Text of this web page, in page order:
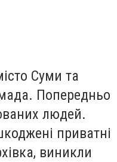
Суми та
Попередньо
людей.
приватні
виникли